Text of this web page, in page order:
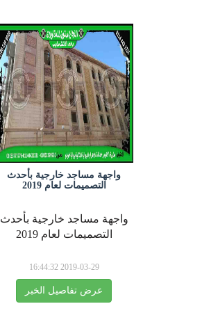
واجهة مساجد خارجية بأحدث
التصميمات لعام 2019
واجهة مساجد خارجية بأحدث
التصميمات لعام 2019
2019-03-29 16:44:32
عرض تفاصيل الخبر